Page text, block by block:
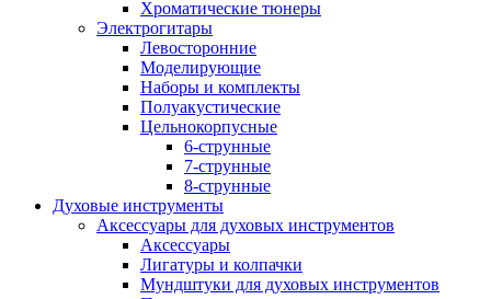
Хроматические тюнеры
Электрогитары
Левосторонние
Моделирующие
Наборы и комплекты
Полуакустические
Цельнокорпусные
6-струнные
7-струнные
8-струнные
Духовые инструменты
Аксессуары для духовых инструментов
Аксессуары
Лигатуры и колпачки
Мундштуки для духовых инструментов